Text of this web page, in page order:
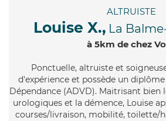
ALTRUISTE
Louise X., La
à 5km de chez
Ponctuelle, altruiste et
d'expérience et possède un
Dépendance (ADVD). Maitrisant bien
urologiques et la démence, Louise
courses/livraison, mobilité, toilette/